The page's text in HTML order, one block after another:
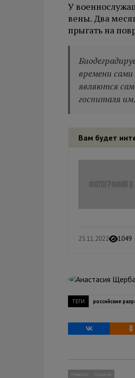
У
вены. Два
прыгать на
времени
являются
госпиталя
Вам будет
25.11.2022 1049
ТЕГИ российские
Новости Социум